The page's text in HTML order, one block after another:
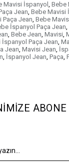
Mavisi İspanyol , Bebe
Jean, Bebe Mavisi
Paça Jean, Bebe
İspanyol Paça Jean,
, Bebe Jean, Mavisi,
İspanyol Paça Jean,
Jean, Mavisi Jean,
, İspanyol Jean, Paça,
ABONE